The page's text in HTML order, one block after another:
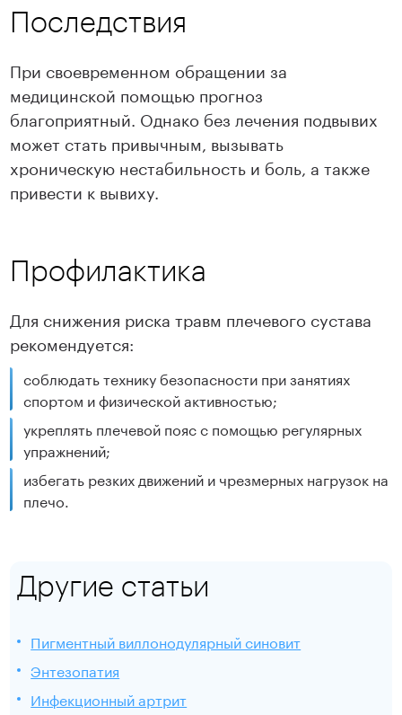
Последствия
При своевременном обращении за
медицинской помощью прогноз
благоприятный. Однако без лечения подвывих
может стать привычным, вызывать
хроническую нестабильность и боль, а также
привести к вывиху.
Профилактика
Для снижения риска травм плечевого сустава
рекомендуется:
соблюдать технику безопасности при занятиях
спортом и физической активностью;
укреплять плечевой пояс с помощью регулярных
упражнений;
избегать резких движений и чрезмерных нагрузок на
плечо.
Другие статьи
Пигментный виллонодулярный синовит
Энтезопатия
Инфекционный артрит